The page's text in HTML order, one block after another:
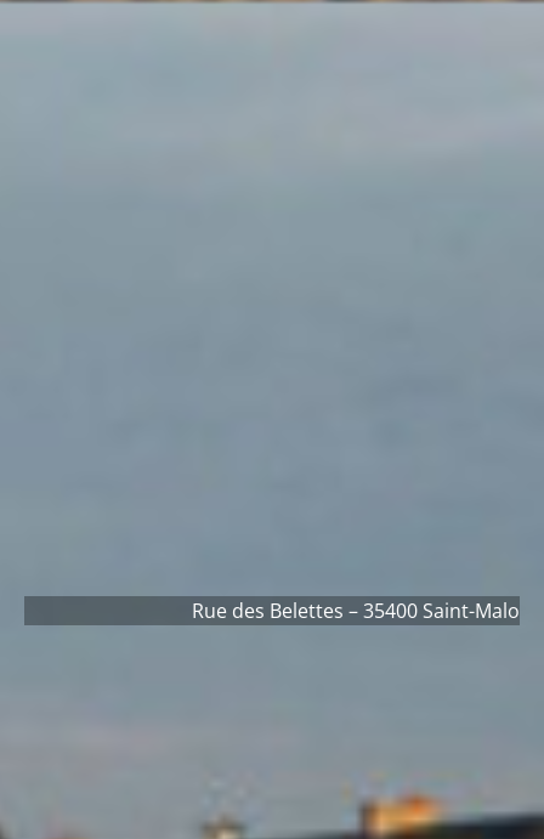
Rue des Belettes – 35400 Saint-Malo